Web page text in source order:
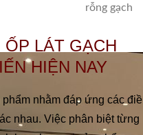
rỗng gạch
LÁT GẠCH
HIỆN NAY
nhằm đáp ứng các
nhau. Việc phân biệt từng